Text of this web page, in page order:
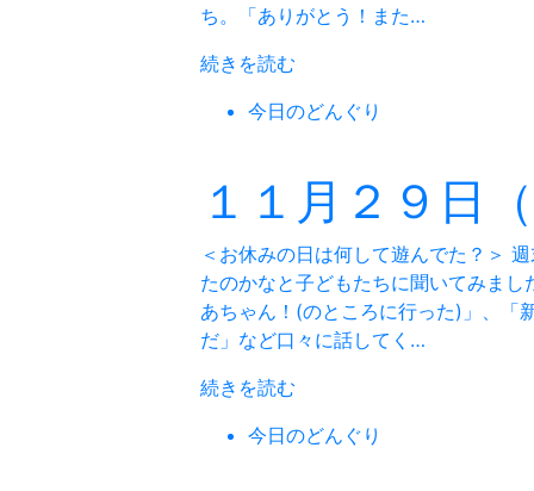
ち。「ありがとう！また…
続きを読む
今日のどんぐり
１１月２９日
＜お休みの日は何して遊んでた？＞
たのかなと子どもたちに聞いてみま
あちゃん！(のところに行った)」、「
だ」など口々に話してく…
続きを読む
今日のどんぐり